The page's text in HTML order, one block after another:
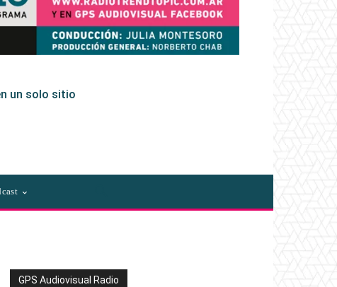
un solo sitio
GPS Audiovisual Radio